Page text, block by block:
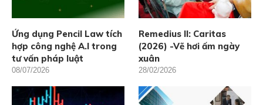
Ứng dụng Pencil Law tích
hợp công nghệ A.I trong
tư vấn pháp luật
08/07/2026
Remedius II: Caritas
(2026) -Vẽ hơi ấm ngày
xuân
28/02/2026